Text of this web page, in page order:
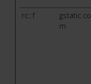
rc::f
gstatic.co
m